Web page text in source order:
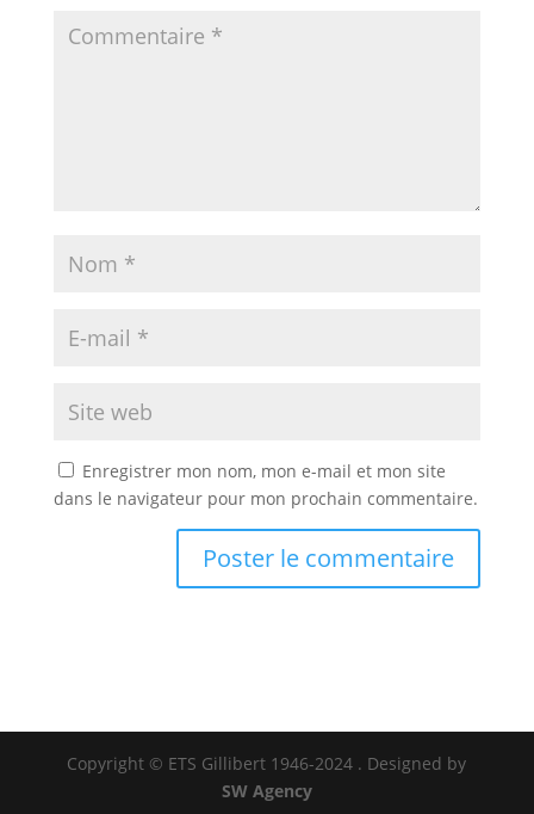
Enregistrer mon nom, mon e-mail et mon site
dans le navigateur pour mon prochain commentaire.
Copyright © ETS Gillibert 1946-2024 . Designed by
SW Agency